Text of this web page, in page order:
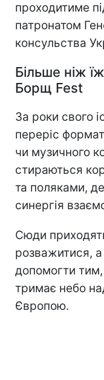
проходитиме
патронатом
консульства
Більше ніж
Борщ Fest
За роки свого
переріс
чи музичного
стираються
та поляками,
синергія
Сюди
розважитися, а
допомогти
тримає небо
Європою.